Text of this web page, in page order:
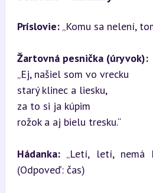
Príslovie: „Komu sa nelení,
Žartovná pesnička (úryvok):
„Ej, našiel som vo vrecku
starý klinec a liesku,
za to si ja kúpim
rožok a aj bielu tresku.“
Hádanka: „Letí, letí, nemá
(Odpoveď: čas)